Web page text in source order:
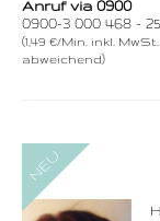
Anruf via 0900
0900-3 000 468 -
(1,49 €/Min. inkl.
abweichend)
0900-3 000 468 - 234
1,49 €/Min. inkl. MwSt.
Wählen Sie diese
Rufnummer inklusive
dem Beratercode